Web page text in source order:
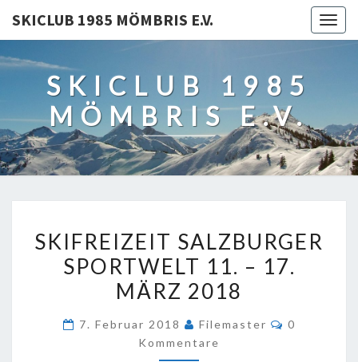
SKICLUB 1985 MÖMBRIS E.V.
SKICLUB 1985
MÖMBRIS E.V.
SALZBURGER
SPORTWELT
11.
17.
SKIFREIZEIT SALZBURGER
SPORTWELT 11. – 17.
MÄRZ 2018
7. Februar 2018 Filemaster
0
Kommentare